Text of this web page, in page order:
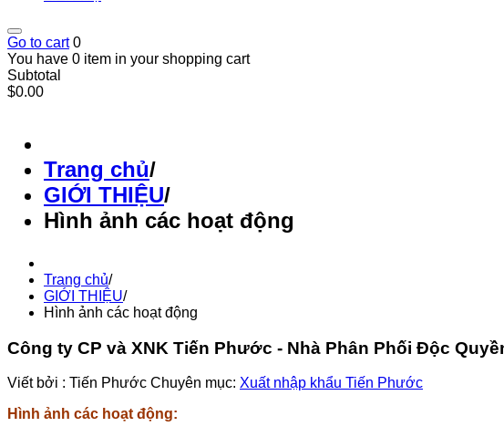
Go to cart 0
You have 0 item in your shopping cart
Subtotal
$0.00
Trang chủ/
GIỚI THIỆU/
Hình ảnh các hoạt động
Trang chủ/
GIỚI THIỆU/
Hình ảnh các hoạt động
Công ty CP và XNK Tiến Phước - Nhà Phân Phối Độc
Viết bởi : Tiến Phước Chuyên mục: Xuất nhập khẩu Tiến Phước
Hình ảnh các hoạt động: